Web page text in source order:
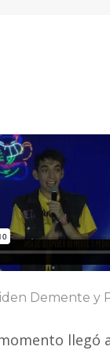
Demente y
llegó